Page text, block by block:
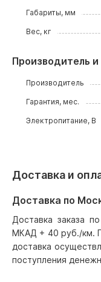
Габариты, мм
Вес, кг
Производитель и
Производитель
Гарантия, мес.
Электропитание, В
Доставка и
Доставка по
Доставка заказа
МКАД + 40 руб./км.
доставка
поступления